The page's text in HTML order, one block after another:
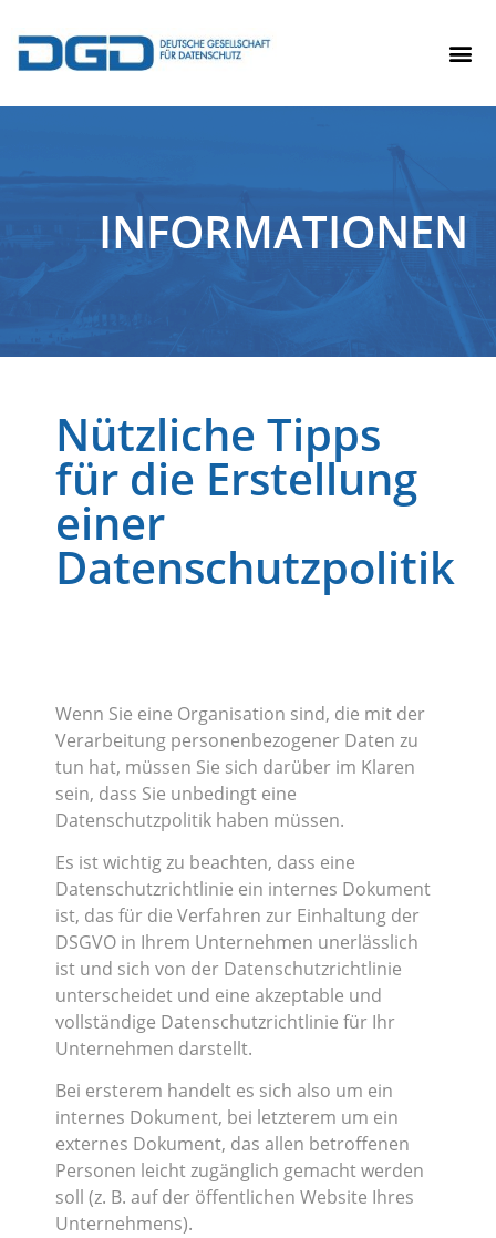
INFORMATIONEN
Nützliche Tipps
für die Erstellung
einer
Datenschutzpolitik
Wenn Sie eine Organisation sind, die mit der
Verarbeitung personenbezogener Daten zu
tun hat, müssen Sie sich darüber im Klaren
sein, dass Sie unbedingt eine
Datenschutzpolitik haben müssen.
Es ist wichtig zu beachten, dass eine
Datenschutzrichtlinie ein internes Dokument
ist, das für die Verfahren zur Einhaltung der
DSGVO in Ihrem Unternehmen unerlässlich
ist und sich von der Datenschutzrichtlinie
unterscheidet und eine akzeptable und
vollständige Datenschutzrichtlinie für Ihr
Unternehmen darstellt.
Bei ersterem handelt es sich also um ein
internes Dokument, bei letzterem um ein
externes Dokument, das allen betroffenen
Personen leicht zugänglich gemacht werden
soll (z. B. auf der öffentlichen Website Ihres
Unternehmens).